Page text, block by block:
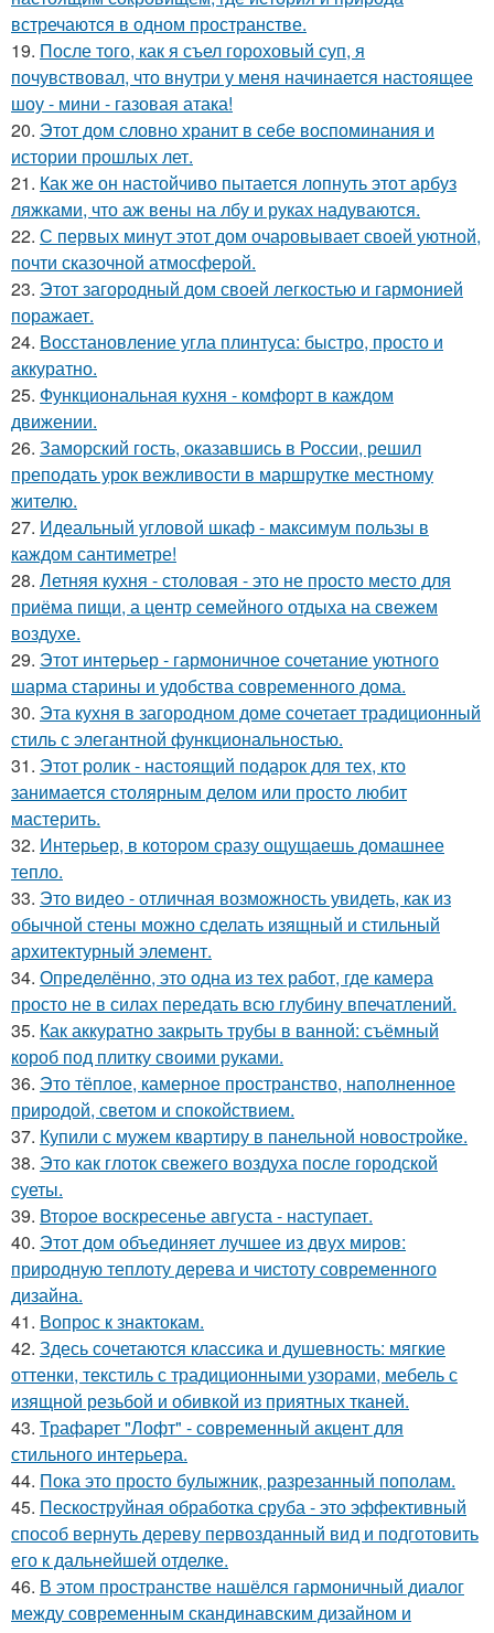
встречаются в одном пространстве.
19. После того, как я съел гороховый суп, я
почувствовал, что внутри у меня начинается настоящее
шоу - мини - газовая атака!
20. Этот дом словно хранит в себе воспоминания и
истории прошлых лет.
21. Как же он настойчиво пытается лопнуть этот арбуз
ляжками, что аж вены на лбу и руках надуваются.
22. С первых минут этот дом очаровывает своей уютной,
почти сказочной атмосферой.
23. Этот загородный дом своей легкостью и гармонией
поражает.
24. Восстановление угла плинтуса: быстро, просто и
аккуратно.
25. Функциональная кухня - комфорт в каждом
движении.
26. Заморский гость, оказавшись в России, решил
преподать урок вежливости в маршрутке местному
жителю.
27. Идеальный угловой шкаф - максимум пользы в
каждом сантиметре!
28. Летняя кухня - столовая - это не просто место для
приёма пищи, а центр семейного отдыха на свежем
воздухе.
29. Этот интерьер - гармоничное сочетание уютного
шарма старины и удобства современного дома.
30. Эта кухня в загородном доме сочетает традиционный
стиль с элегантной функциональностью.
31. Этот ролик - настоящий подарок для тех, кто
занимается столярным делом или просто любит
мастерить.
32. Интерьер, в котором сразу ощущаешь домашнее
тепло.
33. Это видео - отличная возможность увидеть, как из
обычной стены можно сделать изящный и стильный
архитектурный элемент.
34. Определённо, это одна из тех работ, где камера
просто не в силах передать всю глубину впечатлений.
35. Как аккуратно закрыть трубы в ванной: съёмный
короб под плитку своими руками.
36. Это тёплое, камерное пространство, наполненное
природой, светом и спокойствием.
37. Купили с мужем квартиру в панельной новостройке.
38. Это как глоток свежего воздуха после городской
суеты.
39. Второе воскресенье августа - наступает.
40. Этот дом объединяет лучшее из двух миров:
природную теплоту дерева и чистоту современного
дизайна.
41. Вопрос к знактокам.
42. Здесь сочетаются классика и душевность: мягкие
оттенки, текстиль с традиционными узорами, мебель с
изящной резьбой и обивкой из приятных тканей.
43. Трафарет "Лофт" - современный акцент для
стильного интерьера.
44. Пока это просто булыжник, разрезанный пополам.
45. Пескоструйная обработка сруба - это эффективный
способ вернуть дереву первозданный вид и подготовить
его к дальнейшей отделке.
46. В этом пространстве нашёлся гармоничный диалог
между современным скандинавским дизайном и